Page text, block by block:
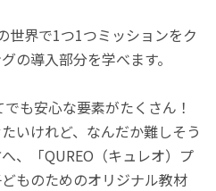
世界で1つ1つミッションをク
の導入部分を学べます。
も安心な要素がたくさん！
いけれど、なんだか難しそう
、「QUREO（キュレオ）プ
ものためのオリジナル教材